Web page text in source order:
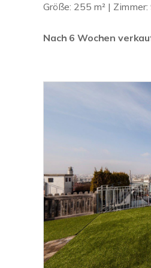
Größe: 255 m² |
Nach 6 Wochen